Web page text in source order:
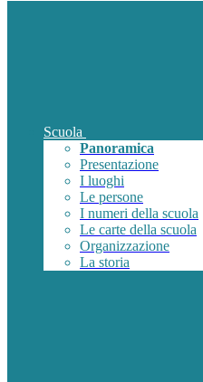
Scuola
Panoramica
Presentazione
I luoghi
Le persone
I numeri della scuola
Le carte della scuola
Organizzazione
La storia